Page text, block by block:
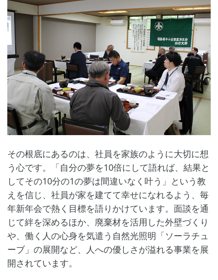
その根底にあるのは、社員を家族のように大切に想
う心です。「自分の夢を10倍にして語れば、結果と
してその10分の1の夢は間違いなく叶う」という教
えを信じ、社員が家を建てて幸せになれるよう、毎
年新年会で熱く目標を語りかけています。面談を通
じて絆を深めるほか、廃棄材を活用した外壁づくり
や、働く人の心身を気遣う自然光照明「ソーラチュ
ーブ」の展開など、人への優しさが溢れる事業を展
開されています。